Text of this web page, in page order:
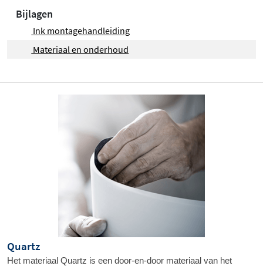
Bijlagen
Ink montagehandleiding
Materiaal en onderhoud
Quartz
Het materiaal Quartz is een door-en-door materiaal van het